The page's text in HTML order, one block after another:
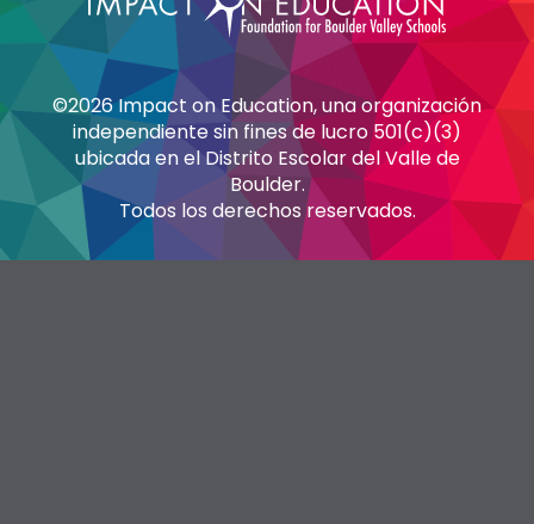
©2026 Impact on Education, una organización
independiente sin fines de lucro 501(c)(3)
ubicada en el Distrito Escolar del Valle de
Boulder.
Todos los derechos reservados.